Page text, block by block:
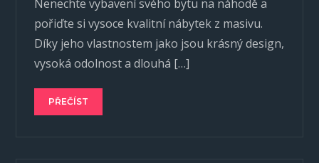
Nenechte vybavení svého bytu na náhodě a
pořiďte si vysoce kvalitní nábytek z masivu.
Díky jeho vlastnostem jako jsou krásný design,
vysoká odolnost a dlouhá […]
PŘEČÍST